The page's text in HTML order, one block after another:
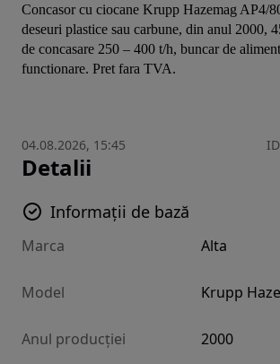
Concasor cu ciocane Krupp Hazemag AP4/
deseuri plastice sau carbune, din anul 2000,
de concasare 250 – 400 t/h, buncar de
functionare. Pret fara TVA.
04.08.2026, 15:45 ID
Detalii
Informații de bază
Marca Alta
Model Krupp
Anul producției 2000